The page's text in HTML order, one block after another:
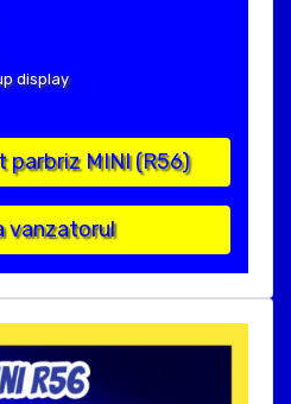
display
MINI (R56)
vanzatorul